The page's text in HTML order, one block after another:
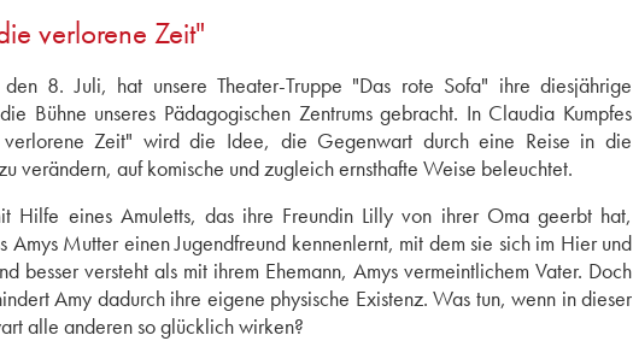
verlorene Zeit"
8. Juli, hat unsere Theater-Truppe "Das rote Sofa" ihre diesjährige
Bühne unseres Pädagogischen Zentrums gebracht. In Claudia Kumpfes
Zeit" wird die Idee, die Gegenwart durch eine Reise in die
verändern, auf komische und zugleich ernsthafte Weise beleuchtet.
Hilfe eines Amuletts, das ihre Freundin Lilly von ihrer Oma geerbt hat,
Amys Mutter einen Jugendfreund kennenlernt, mit dem sie sich im Hier und
besser versteht als mit ihrem Ehemann, Amys vermeintlichem Vater. Doch
Amy dadurch ihre eigene physische Existenz. Was tun, wenn in dieser
alle anderen so glücklich wirken?